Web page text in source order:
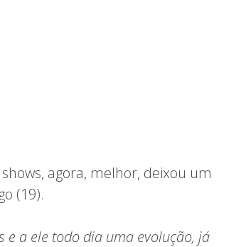
agora, melhor, deixou um
(19).
e a ele todo dia uma evolução, já